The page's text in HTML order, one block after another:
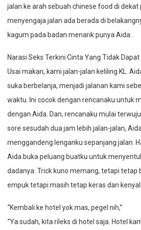
jalan ke arah sebuah chinese food di
menyengaja jalan ada berada di
kagum pada badan menarik punya Aida.
Narasi Seks Terkini Cinta Yang Tidak Dapat
Usai makan, kami jalan-jalan keliling KL.
suka berbelanja, menjadi jalanan kami
waktu. Ini cocok dengan rencanaku untuk
dengan Aida. Dan, rencanaku mulai
sore sesudah dua jam lebih jalan-jalan,
menggandeng lenganku sepanjang jalan.
Aida buka peluang buatku untuk
dadanya. Trick kuno memang, tetapi tetap
empuk tetapi masih tetap keras dan kenyal.
“Kembali ke hotel yok mas, pegel nih,”
“Ya sudah, kita rileks di hotel saja. Hotel